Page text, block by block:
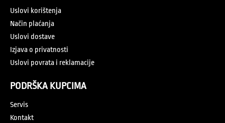
Uslovi korištenja
Način plaćanja
Uslovi dostave
Izjava o privatnosti
Uslovi povrata i reklamacije
PODRŠKA KUPCIMA
Servis
Kontakt